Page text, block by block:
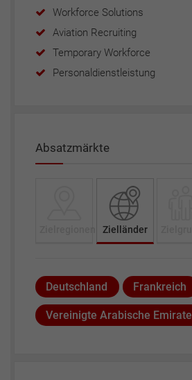
Workforce Solutions
Aviation Recruiting
Temporary Workforce
Personaldienstleistung
Absatzmärkte
Zielländer
Deutschland Frankreich
Vereinigte Arabische Emirate